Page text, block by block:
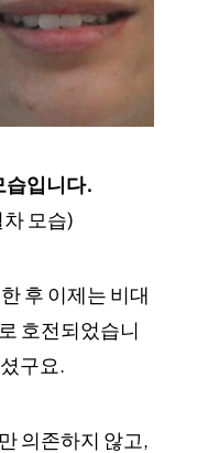
습입니다.
모습)
후 이제는 비대
호전되었습니
구요.
의존하지 않고,